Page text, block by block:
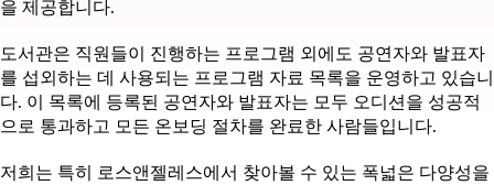
을 제공합니다.
도서관은 직원들이 진행하는 프로그램 외에도 공연자와 발표자
를 섭외하는 데 사용되는 프로그램 자료 목록을 운영하고 있습니
다. 이 목록에 등록된 공연자와 발표자는 모두 오디션을 성공적
으로 통과하고 모든 온보딩 절차를 완료한 사람들입니다.
저희는 특히 로스앤젤레스에서 찾아볼 수 있는 폭넓은 다양성을